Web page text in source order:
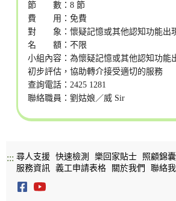
節 數：8 節
費 用：免費
對 象：懷疑記憶或其他認知功能出
名 額：不限
小組內容：為懷疑記憶或其他認知功能
初步評估，協助轉介接受適切的服務
查詢電話：2425 1281
聯絡職員：劉姑娘／威 Sir
::: 尋人支援 快速檢測 樂回家貼士 照顧錦囊
服務資訊
義工申請表格 關於我們 聯絡